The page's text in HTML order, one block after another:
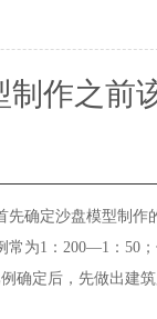
制作之前
确定沙盘模型制
为1：200—1：50
确定后，先做出建